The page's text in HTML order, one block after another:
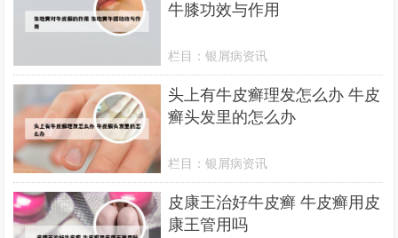
牛膝功效与作用
栏目：银屑病资讯
头上有牛皮癣理发怎么办 牛皮
癣头发里的怎么办
栏目：银屑病资讯
皮康王治好牛皮癣 牛皮癣用皮
康王管用吗